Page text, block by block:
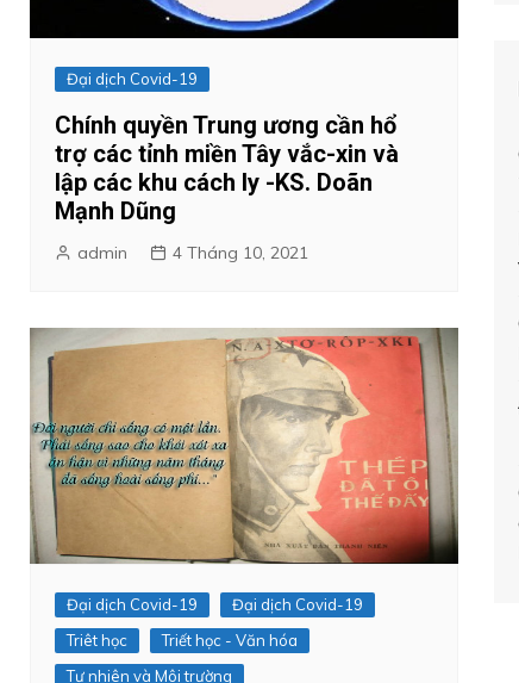
Đại dịch Covid-19
Chính quyền Trung ương cần hổ
trợ các tỉnh miền Tây vắc-xin và
lập các khu cách ly -KS. Doãn
Mạnh Dũng
admin 4 Tháng 10, 2021
Đại dịch Covid-19
Đại dịch Covid-19
Triêt học
Triết học - Văn hóa
Tự nhiên và Môi trường